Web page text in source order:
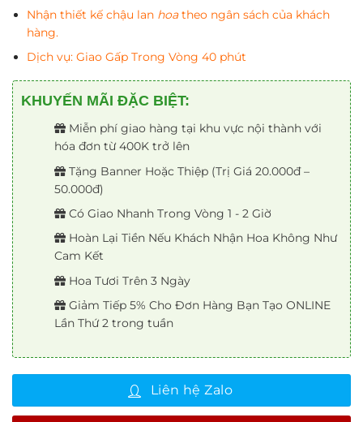
Nhận thiết kế chậu lan hoatheo ngân sách của khách
hàng.
Dịch vụ: Giao Gấp Trong Vòng 40 phút
KHUYẾN MÃI ĐẶC BIỆT:
Miễn phí giao hàng tại khu vực nội thành với
hóa đơn từ 400K trở lên
Tặng Banner Hoặc Thiệp (Trị Giá 20.000đ –
50.000đ)
Có Giao Nhanh Trong Vòng 1 - 2 Giờ
Hoàn Lại Tiền Nếu Khách Nhận Hoa Không Như
Cam Kết
Hoa Tươi Trên 3 Ngày
Giảm Tiếp 5% Cho Đơn Hàng Bạn Tạo ONLINE
Lần Thứ 2 trong tuần
Liên hệ Zalo